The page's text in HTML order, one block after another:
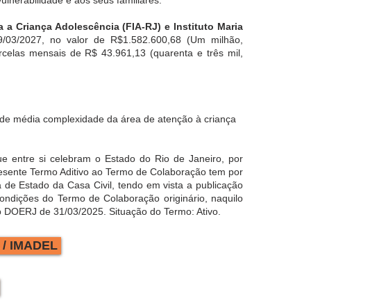
a Criança Adolescência (FIA-RJ) e Instituto Maria
2027, no valor de R$1.582.600,68 (Um milhão,
mensais de R$ 43.961,13 (quarenta e três mil,
média complexidade da área de atenção à criança
entre si celebram o Estado do Rio de Janeiro, por
Termo Aditivo ao Termo de Colaboração tem por
Estado da Casa Civil, tendo em vista a publicação
do Termo de Colaboração originário, naquilo
de 31/03/2025. Situação do Termo: Ativo.
IMADEL